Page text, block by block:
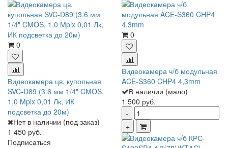
0
Видеокамера цв. купольная
SVC-D89 (3.6 мм 1/4" CMOS,
1,0 Mpix 0,01 Лк, ИК
подсветка до 20м)
Нет в наличии (под заказ)
1 450 руб.
Подписаться
0
Видеокамера ч/б модульная
ACE-S360 CHP4 4,3mm
В наличии (мало)
1 500 руб.